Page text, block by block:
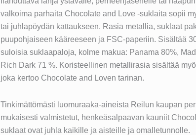
valkoima parhaita Chocolate and Love -suklaita sopii
tai juhlapöydän kattaukseen. Rasia metallia, suklaat
puupohjaiseen kääreeseen ja FSC-paperiin. Sisältää
suloisia suklaapaloja, kolme makua: Panama 80%,
Rich Dark 71 %. Koristeellinen metallirasia sisältää
joka kertoo Chocolate and Loven tarinan.
Tinkimättömästi luomuraaka-aineista Reilun kaupan
mukaisesti valmistetut, henkeäsalpaavan kauniit
suklaat ovat juhla kaikille ja aisteille ja omalletunnolle.